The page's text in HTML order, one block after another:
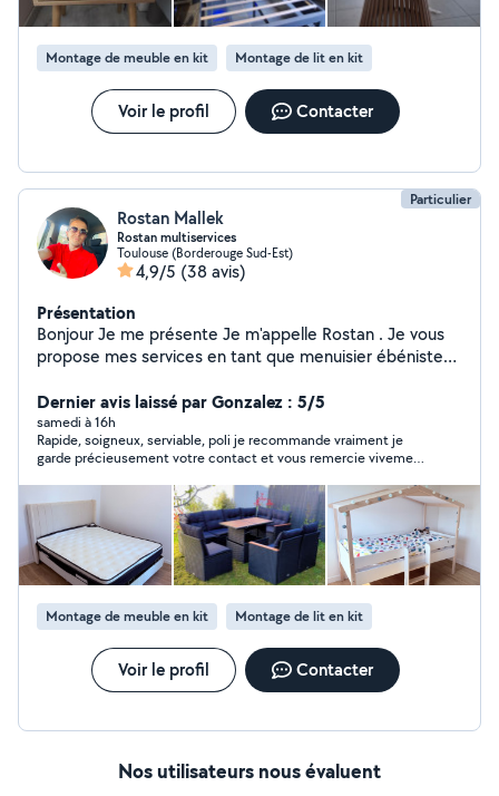
Montage de meuble en kit Montage de lit en kit
Voir le profil Contacter
Particulier
Rostan Mallek
Rostan multiservices
Toulouse (Borderouge Sud-Est)
4,9/5 (38 avis)
Présentation
Bonjour Je me présente Je m'appelle Rostan . Je vous
propose mes services en tant que menuisier ébéniste
sérieux et ponctuel . Montage et démontage de tous
genres de meubles. Fixation tableau, cadre sur mur en
béton et Placo . Remarque importante N'hésitez pas à
me contacter pour plus d'informations ou devis rapide .
Rostan
Dernier avis laissé par Gonzalez : 5/5
samedi à 16h
Rapide, soigneux, serviable, poli je recommande vraiment je
garde précieusement votre contact et vous remercie vivement
Montage de meuble en kit Montage de lit en kit
Voir le profil Contacter
Nos utilisateurs nous évaluent